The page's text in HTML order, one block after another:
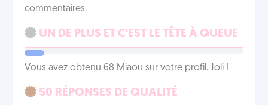
commentaires.
UN DE PLUS ET C'EST LE TÊTE À QUEUE
Vous avez obtenu 68 Miaou sur votre profil. Joli !
50 RÉPONSES DE QUALITÉ